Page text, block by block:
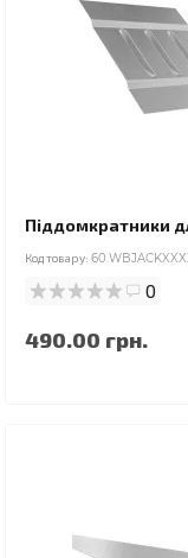
Піддомкратники
Код товару:
0
490.00 грн.